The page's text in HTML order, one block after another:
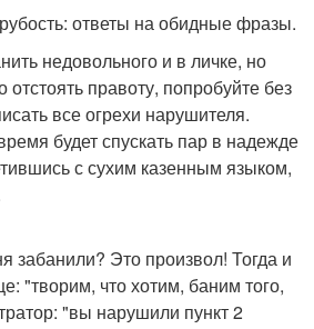
ответы на обидные фразы.
недовольного и в личке, но
правоту, попробуйте без
все огрехи нарушителя.
будет спускать пар в надежде
с сухим казенным языком,
забанили? Это произвол! Тогда и
"творим, что хотим, баним того,
"вы нарушили пункт 2